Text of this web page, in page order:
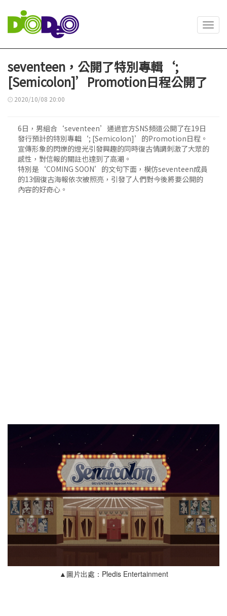
seventeen，公開了特別專輯‘;
[Semicolon]’Promotion日程公開了
2020/10/08 20:00
6日，男組合‘seventeen’通過官方SNS頻道公開了在19日
發行預計的特別專輯‘; [Semicolon]’的Promotion日程。
宣傳形象的閃爍的燈光引發興趣的同時復古情調刺激了大眾的
感性，對信報的關註也達到了高潮。
特別是‘COMING SOON’的文句下面，模仿seventeen成員
的13個復古海報依次被照亮，引發了人們對今後將要公開的
內容的好奇心。
▲圖片出處：Pledis Entertainment